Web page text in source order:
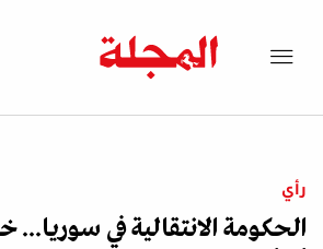
رأي
الحكومة الانتقالية في سوريا...